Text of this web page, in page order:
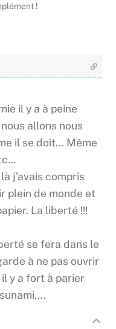
!
il y a à peine
allons nous
il se doit… Même
j’avais compris
plein de monde et
La liberté !!!
se fera dans le
à ne pas ouvrir
y a fort à parier